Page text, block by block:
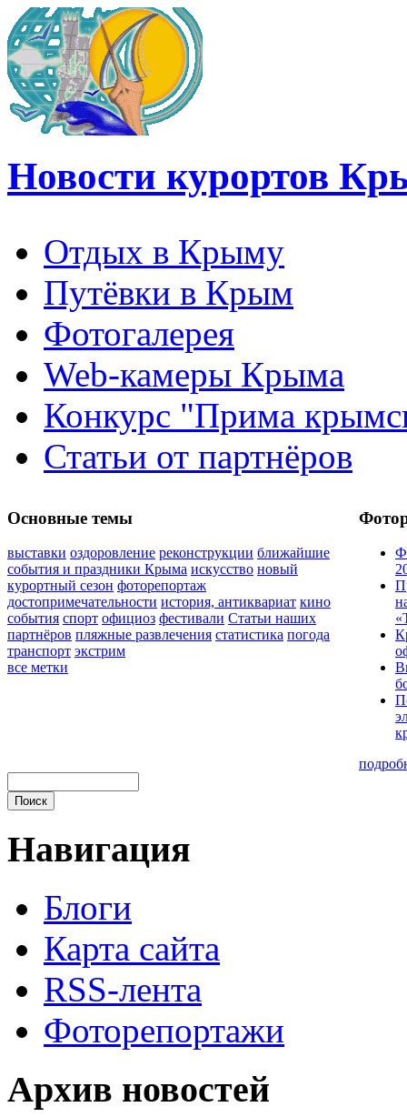
Новости курортов
Отдых в Крыму
Путёвки в Крым
Фотогалерея
Web-камеры Крыма
Конкурс "Прима
Статьи от партнёров
Основные темы
выставки оздоровление реконструкции ближайшие
события и праздники Крыма искусство новый
курортный сезон фоторепортаж
достопримечательности история, антиквариат кино
события спорт официоз фестивали Статьи наших
партнёров пляжные развлечения статистика погода
транспорт экстрим
все метки
Навигация
Блоги
Карта сайта
RSS-лента
Фоторепортажи
Архив новостей